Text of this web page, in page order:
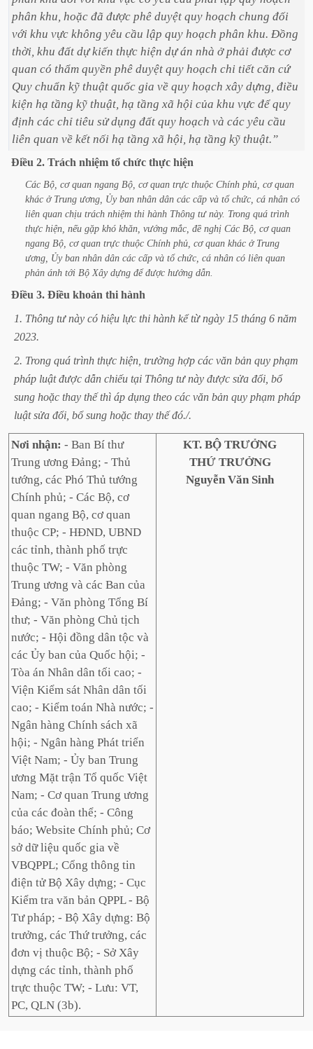
phân khu, hoặc đã được phê duyệt quy hoạch chung đối
với khu vực không yêu cầu lập quy hoạch phân khu. Đồng
thời, khu đất dự kiến thực hiện dự án nhà ở phải được cơ
quan có thẩm quyền phê duyệt quy hoạch chi tiết căn cứ
Quy chuẩn kỹ thuật quốc gia về quy hoạch xây dựng, điều
kiện hạ tầng kỹ thuật, hạ tầng xã hội của khu vực để quy
định các chỉ tiêu sử dụng đất quy hoạch và các yêu cầu
liên quan về kết nối hạ tầng xã hội, hạ tầng kỹ thuật.”
Điều 2. Trách nhiệm tổ chức thực hiện
Các Bộ, cơ quan ngang Bộ, cơ quan trực thuộc Chính phủ, cơ quan
khác ở Trung ương, Ủy ban nhân dân các cấp và tổ chức, cá nhân có
liên quan chịu trách nhiệm thi hành Thông tư này. Trong quá trình
thực hiện, nếu gặp khó khăn, vướng mắc, đề nghị Các Bộ, cơ quan
ngang Bộ, cơ quan trực thuộc Chính phủ, cơ quan khác ở Trung
ương, Ủy ban nhân dân các cấp và tổ chức, cá nhân có liên quan
phản ánh tới Bộ Xây dựng để được hướng dẫn.
Điều 3. Điều khoản thi hành
1. Thông tư này có hiệu lực thi hành kể từ ngày 15 tháng 6 năm
2023.
2. Trong quá trình thực hiện, trường hợp các văn bản quy phạm
pháp luật được dẫn chiếu tại Thông tư này được sửa đổi, bổ
sung hoặc thay thế thì áp dụng theo các văn bản quy phạm pháp
luật sửa đổi, bổ sung hoặc thay thế đó./.
Nơi nhận:- Ban Bí thư
Trung ương Đảng; - Thủ
tướng, các Phó Thủ tướng
Chính phủ; - Các Bộ, cơ
quan ngang Bộ, cơ quan
thuộc CP; - HĐND, UBND
các tỉnh, thành phố trực
thuộc TW; - Văn phòng
Trung ương và các Ban của
Đảng; - Văn phòng Tổng Bí
thư; - Văn phòng Chủ tịch
nước; - Hội đồng dân tộc và
các Ủy ban của Quốc hội; -
Tòa án Nhân dân tối cao; -
Viện Kiểm sát Nhân dân tối
cao; - Kiểm toán Nhà nước; -
Ngân hàng Chính sách xã
hội; - Ngân hàng Phát triển
Việt Nam; - Ủy ban Trung
ương Mặt trận Tổ quốc Việt
Nam; - Cơ quan Trung ương
của các đoàn thể; - Công
báo; Website Chính phủ; Cơ
sở dữ liệu quốc gia về
VBQPPL; Cổng thông tin
điện tử Bộ Xây dựng; - Cục
Kiểm tra văn bản QPPL - Bộ
Tư pháp; - Bộ Xây dựng: Bộ
trưởng, các Thứ trưởng, các
đơn vị thuộc Bộ; - Sở Xây
dựng các tỉnh, thành phố
trực thuộc TW; - Lưu: VT,
PC, QLN (3b).
KT. BỘ TRƯỞNG
THỨ TRƯỞNG
Nguyễn Văn Sinh